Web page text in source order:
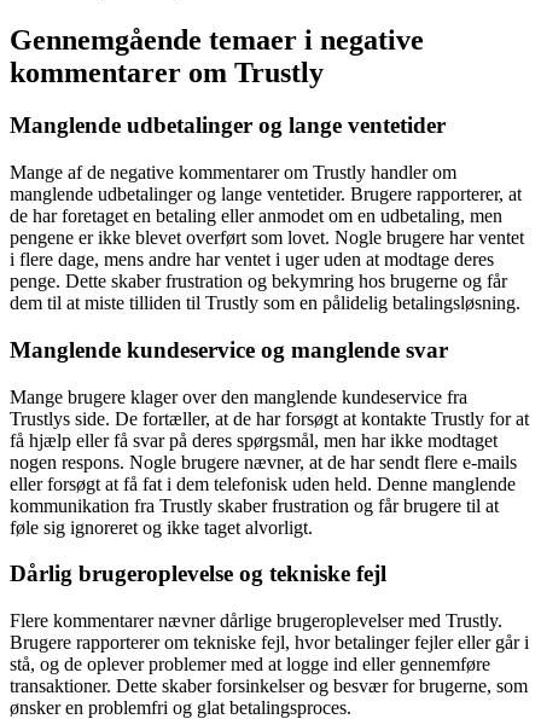
Gennemgående temaer i negative
kommentarer om Trustly
Manglende udbetalinger og lange ventetider
Mange af de negative kommentarer om Trustly handler om
manglende udbetalinger og lange ventetider. Brugere rapporterer, at
de har foretaget en betaling eller anmodet om en udbetaling, men
pengene er ikke blevet overført som lovet. Nogle brugere har ventet
i flere dage, mens andre har ventet i uger uden at modtage deres
penge. Dette skaber frustration og bekymring hos brugerne og får
dem til at miste tilliden til Trustly som en pålidelig betalingsløsning.
Manglende kundeservice og manglende svar
Mange brugere klager over den manglende kundeservice fra
Trustlys side. De fortæller, at de har forsøgt at kontakte Trustly for at
få hjælp eller få svar på deres spørgsmål, men har ikke modtaget
nogen respons. Nogle brugere nævner, at de har sendt flere e-mails
eller forsøgt at få fat i dem telefonisk uden held. Denne manglende
kommunikation fra Trustly skaber frustration og får brugere til at
føle sig ignoreret og ikke taget alvorligt.
Dårlig brugeroplevelse og tekniske fejl
Flere kommentarer nævner dårlige brugeroplevelser med Trustly.
Brugere rapporterer om tekniske fejl, hvor betalinger fejler eller går i
stå, og de oplever problemer med at logge ind eller gennemføre
transaktioner. Dette skaber forsinkelser og besvær for brugerne, som
ønsker en problemfri og glat betalingsproces.